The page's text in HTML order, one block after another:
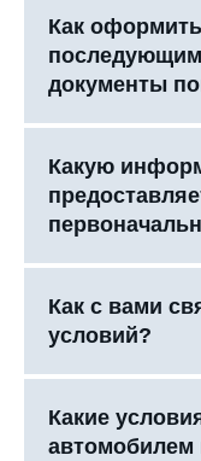
Как
документы
Какую
Как с вами
условий?
Какие
автомобилем